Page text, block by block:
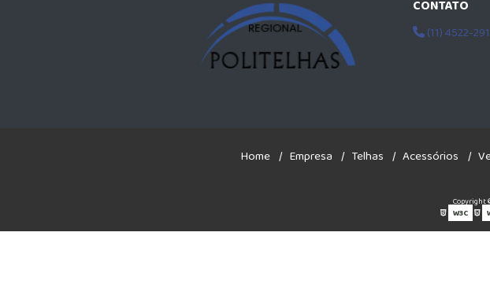
CONTATO
(11) 4522-
Home Empresa Telhas Acessórios
Copyright
W3C